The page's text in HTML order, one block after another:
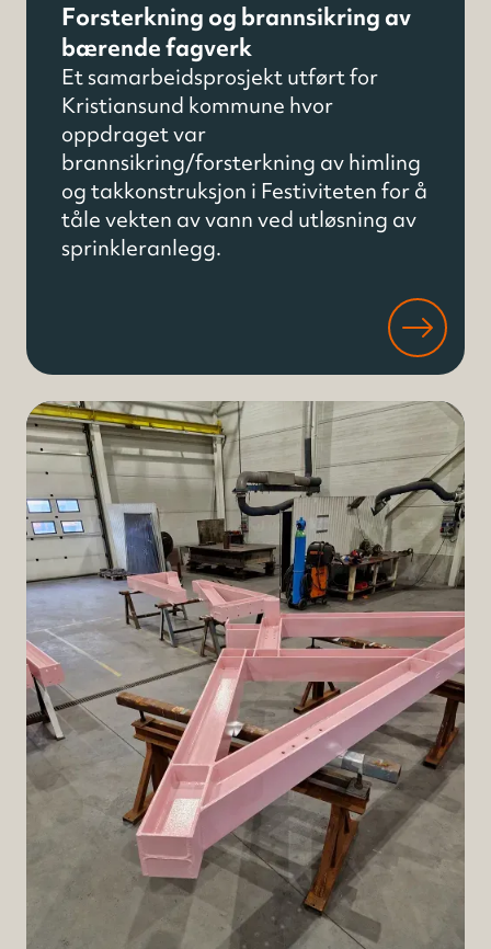
Forsterkning og brannsikring av
bærende fagverk
Et samarbeidsprosjekt utført for
Kristiansund kommune hvor
oppdraget var
brannsikring/forsterkning av himling
og takkonstruksjon i Festiviteten for å
tåle vekten av vann ved utløsning av
sprinkleranlegg.